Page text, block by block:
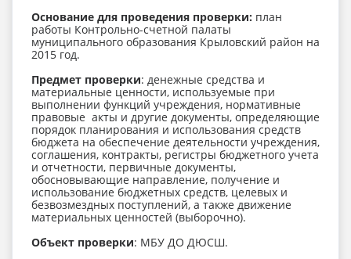
Основание для проведения проверки: план
работы Контрольно-счетной палаты
муниципального образования Крыловский район на
2015 год.
Предмет проверки: денежные средства и
материальные ценности, используемые при
выполнении функций учреждения, нормативные
правовые акты и другие документы, определяющие
порядок планирования и использования средств
бюджета на обеспечение деятельности учреждения,
соглашения, контракты, регистры бюджетного учета
и отчетности, первичные документы,
обосновывающие направление, получение и
использование бюджетных средств, целевых и
безвозмездных поступлений, а также движение
материальных ценностей (выборочно).
Объект проверки: МБУ ДО ДЮСШ.